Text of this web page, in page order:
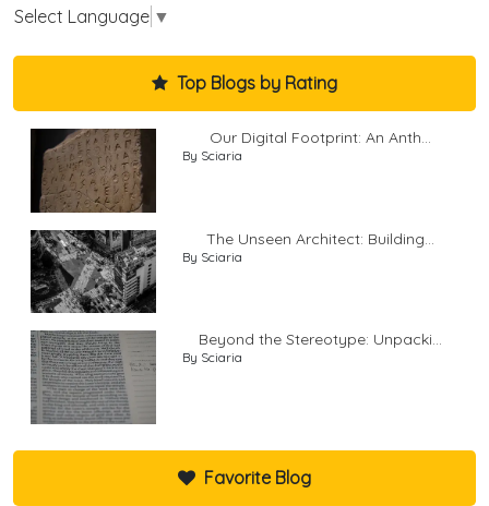
Select Language ▼
Top Blogs by Rating
Our Digital Footprint: An Anth...
By Sciaria
The Unseen Architect: Building...
By Sciaria
Beyond the Stereotype: Unpacki...
By Sciaria
Favorite Blog